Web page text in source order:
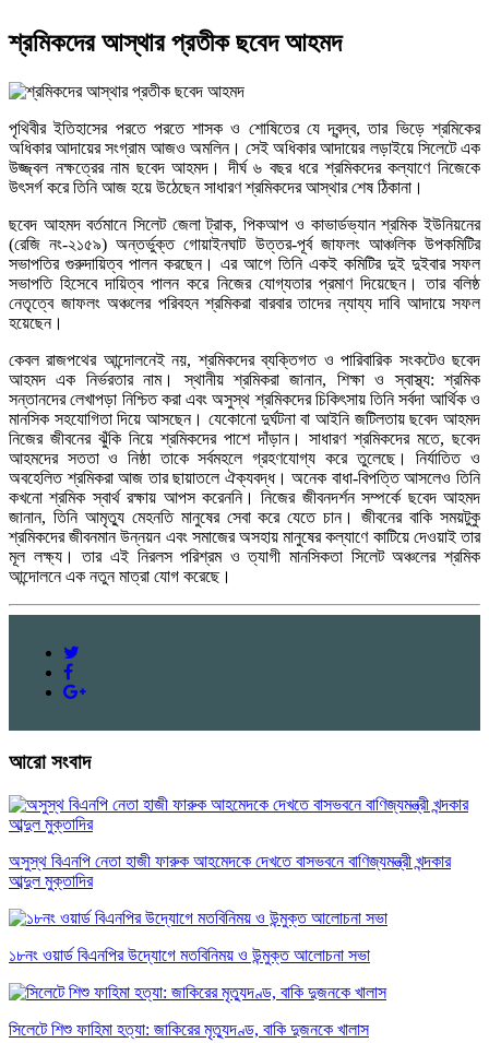
শ্রমিকদের আস্থার প্রতীক ছবেদ আহমদ
পৃথিবীর ইতিহাসের পরতে পরতে শাসক ও শোষিতের যে দ্বন্দ্ব, তার ভিড়ে শ্রমিকের
অধিকার আদায়ের সংগ্রাম আজও অমলিন। সেই অধিকার আদায়ের লড়াইয়ে সিলেটে এক
উজ্জ্বল নক্ষত্রের নাম ছবেদ আহমদ। দীর্ঘ ৬ বছর ধরে শ্রমিকদের কল্যাণে নিজেকে
উৎসর্গ করে তিনি আজ হয়ে উঠেছেন সাধারণ শ্রমিকদের আস্থার শেষ ঠিকানা।
ছবেদ আহমদ বর্তমানে সিলেট জেলা ট্রাক, পিকআপ ও কাভার্ডভ্যান শ্রমিক ইউনিয়নের
(রেজি নং-২১৫৯) অন্তর্ভুক্ত গোয়াইনঘাট উত্তর-পূর্ব জাফলং আঞ্চলিক উপকমিটির
সভাপতির গুরুদায়িত্ব পালন করছেন। এর আগে তিনি একই কমিটির দুই দুইবার সফল
সভাপতি হিসেবে দায়িত্ব পালন করে নিজের যোগ্যতার প্রমাণ দিয়েছেন। তার বলিষ্ঠ
নেতৃত্বে জাফলং অঞ্চলের পরিবহন শ্রমিকরা বারবার তাদের ন্যায্য দাবি আদায়ে সফল
হয়েছেন।
কেবল রাজপথের আন্দোলনেই নয়, শ্রমিকদের ব্যক্তিগত ও পারিবারিক সংকটেও ছবেদ
আহমদ এক নির্ভরতার নাম। স্থানীয় শ্রমিকরা জানান, শিক্ষা ও স্বাস্থ্য: শ্রমিক
সন্তানদের লেখাপড়া নিশ্চিত করা এবং অসুস্থ শ্রমিকদের চিকিৎসায় তিনি সর্বদা আর্থিক ও
মানসিক সহযোগিতা দিয়ে আসছেন। যেকোনো দুর্ঘটনা বা আইনি জটিলতায় ছবেদ আহমদ
নিজের জীবনের ঝুঁকি নিয়ে শ্রমিকদের পাশে দাঁড়ান। সাধারণ শ্রমিকদের মতে, ছবেদ
আহমদের সততা ও নিষ্ঠা তাকে সর্বমহলে গ্রহণযোগ্য করে তুলেছে। নির্যাতিত ও
অবহেলিত শ্রমিকরা আজ তার ছায়াতলে ঐক্যবদ্ধ। অনেক বাধা-বিপত্তি আসলেও তিনি
কখনো শ্রমিক স্বার্থ রক্ষায় আপস করেননি। নিজের জীবনদর্শন সম্পর্কে ছবেদ আহমদ
জানান, তিনি আমৃত্যু মেহনতি মানুষের সেবা করে যেতে চান। জীবনের বাকি সময়টুকু
শ্রমিকদের জীবনমান উন্নয়ন এবং সমাজের অসহায় মানুষের কল্যাণে কাটিয়ে দেওয়াই তার
মূল লক্ষ্য। তার এই নিরলস পরিশ্রম ও ত্যাগী মানসিকতা সিলেট অঞ্চলের শ্রমিক
আন্দোলনে এক নতুন মাত্রা যোগ করেছে।
আরো সংবাদ
অসুস্থ বিএনপি নেতা হাজী ফারুক আহমেদকে দেখতে বাসভবনে বাণিজ্যমন্ত্রী খন্দকার
আব্দুল মুক্তাদির
১৮নং ওয়ার্ড বিএনপির উদ্যোগে মতবিনিময় ও উন্মুক্ত আলোচনা সভা
সিলেটে শিশু ফাহিমা হত্যা: জাকিরের মৃত্যুদণ্ড, বাকি দুজনকে খালাস